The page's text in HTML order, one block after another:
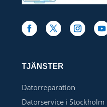
TJÄNSTER
Datorreparation
Datorservice i Stockholm